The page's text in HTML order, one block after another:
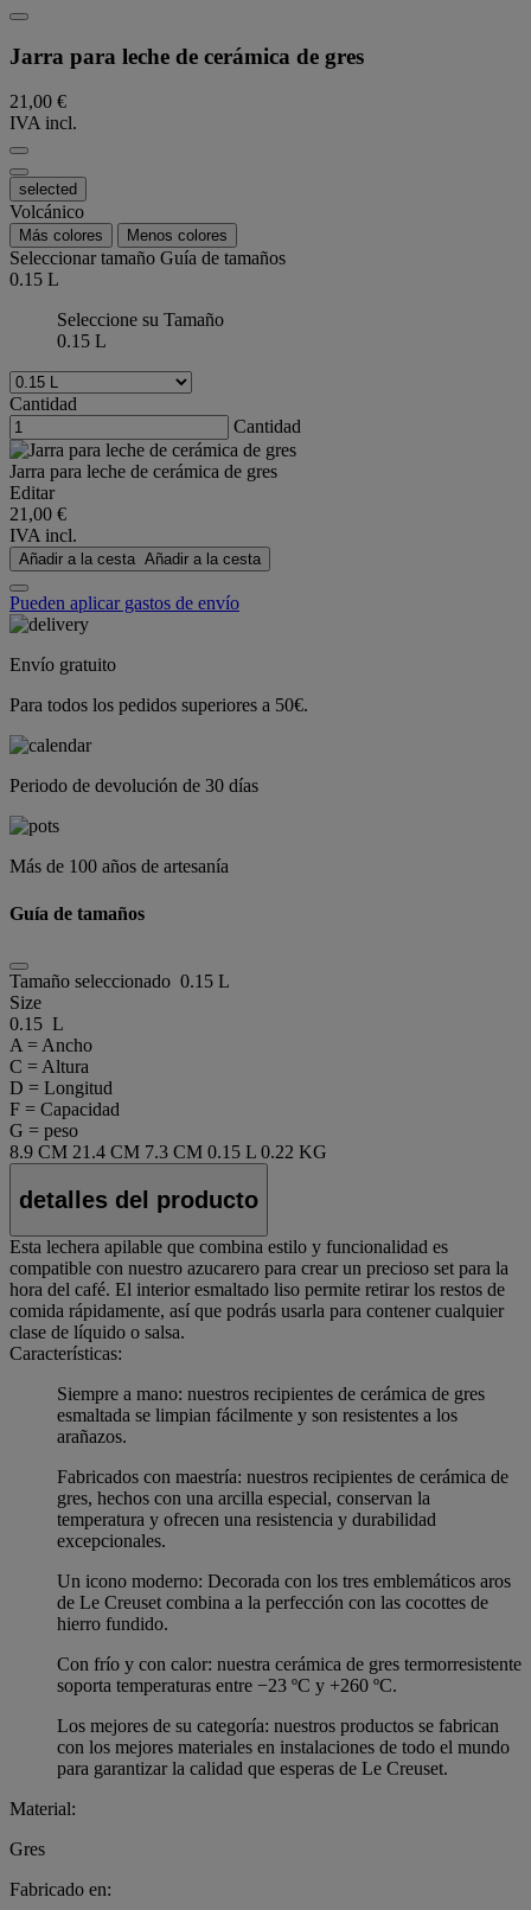
Jarra para leche de cerámica de gres
21,00 €
IVA incl.
selected
Volcánico
Más colores Menos colores
Seleccionar tamaño Guía de tamaños
0.15 L
Seleccione su Tamaño
0.15 L
Cantidad
Cantidad
Jarra para leche de cerámica de gres
Editar
21,00 €
IVA incl.
Añadir a la cesta Añadir a la cesta
Pueden aplicar gastos de envío
Envío gratuito
Para todos los pedidos superiores a 50€.
Periodo de devolución de 30 días
Más de 100 años de artesanía
Guía de tamaños
Tamaño seleccionado 0.15 L
Size
0.15 L
A = Ancho
C = Altura
D = Longitud
F = Capacidad
G = peso
8.9 CM 21.4 CM 7.3 CM 0.15 L 0.22 KG
detalles del producto
Esta lechera apilable que combina estilo y funcionalidad es
compatible con nuestro azucarero para crear un precioso set para la
hora del café. El interior esmaltado liso permite retirar los restos de
comida rápidamente, así que podrás usarla para contener cualquier
clase de líquido o salsa.
Características:
Siempre a mano: nuestros recipientes de cerámica de gres
esmaltada se limpian fácilmente y son resistentes a los
arañazos.
Fabricados con maestría: nuestros recipientes de cerámica de
gres, hechos con una arcilla especial, conservan la
temperatura y ofrecen una resistencia y durabilidad
excepcionales.
Un icono moderno: Decorada con los tres emblemáticos aros
de Le Creuset combina a la perfección con las cocottes de
hierro fundido.
Con frío y con calor: nuestra cerámica de gres termorresistente
soporta temperaturas entre −23 ºC y +260 ºC.
Los mejores de su categoría: nuestros productos se fabrican
con los mejores materiales en instalaciones de todo el mundo
para garantizar la calidad que esperas de Le Creuset.
Material:
Gres
Fabricado en: